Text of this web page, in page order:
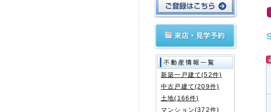
新築一戸建て(52件)
中古戸建て(209件)
土地(166件)
マンション(372件)